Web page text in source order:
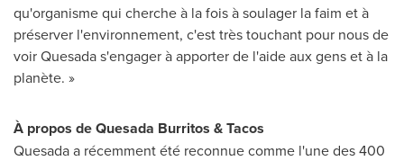
qu'organisme qui cherche à la fois à soulager la faim et à
préserver l'environnement, c'est très touchant pour nous de
voir Quesada s'engager à apporter de l'aide aux gens et à la
planète. »
À propos de Quesada Burritos & Tacos
Quesada a récemment été reconnue comme l'une des 400